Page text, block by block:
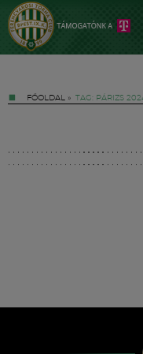
FŐOLDAL » TAG: PÁRIZS
Hírek